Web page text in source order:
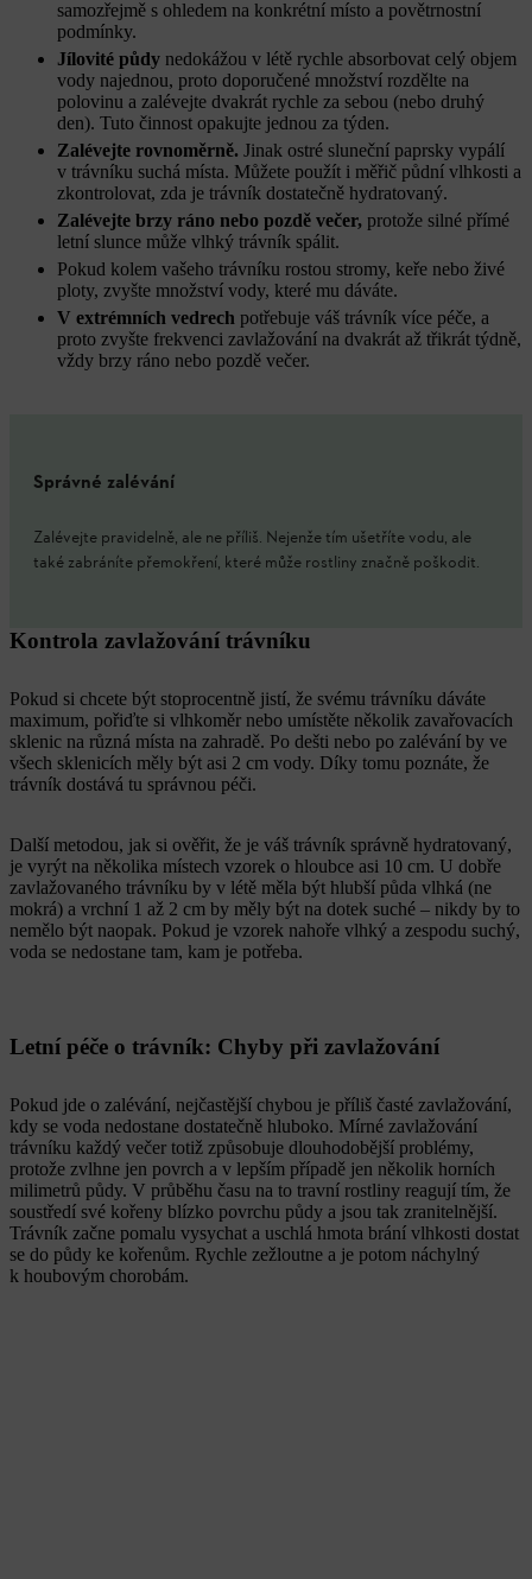
samozřejmě s ohledem na konkrétní místo a povětrnostní
podmínky.
Jílovité půdy nedokážou v létě rychle absorbovat celý objem
vody najednou, proto doporučené množství rozdělte na
polovinu a zalévejte dvakrát rychle za sebou (nebo druhý
den). Tuto činnost opakujte jednou za týden.
Zalévejte rovnoměrně. Jinak ostré sluneční paprsky vypálí
v trávníku suchá místa. Můžete použít i měřič půdní vlhkosti a
zkontrolovat, zda je trávník dostatečně hydratovaný.
Zalévejte brzy ráno nebo pozdě večer, protože silné přímé
letní slunce může vlhký trávník spálit.
Pokud kolem vašeho trávníku rostou stromy, keře nebo živé
ploty, zvyšte množství vody, které mu dáváte.
V extrémních vedrech potřebuje váš trávník více péče, a
proto zvyšte frekvenci zavlažování na dvakrát až třikrát týdně,
vždy brzy ráno nebo pozdě večer.
Správné zalévání
Zalévejte pravidelně, ale ne příliš. Nejenže tím ušetříte vodu, ale
také zabráníte přemokření, které může rostliny značně poškodit.
Kontrola zavlažování trávníku
Pokud si chcete být stoprocentně jistí, že svému trávníku dáváte
maximum, pořiďte si vlhkoměr nebo umístěte několik zavařovacích
sklenic na různá místa na zahradě. Po dešti nebo po zalévání by ve
všech sklenicích měly být asi 2 cm vody. Díky tomu poznáte, že
trávník dostává tu správnou péči.
Další metodou, jak si ověřit, že je váš trávník správně hydratovaný,
je vyrýt na několika místech vzorek o hloubce asi 10 cm. U dobře
zavlažovaného trávníku by v létě měla být hlubší půda vlhká (ne
mokrá) a vrchní 1 až 2 cm by měly být na dotek suché – nikdy by to
nemělo být naopak. Pokud je vzorek nahoře vlhký a zespodu suchý,
voda se nedostane tam, kam je potřeba.
Letní péče o trávník: Chyby při zavlažování
Pokud jde o zalévání, nejčastější chybou je příliš časté zavlažování,
kdy se voda nedostane dostatečně hluboko. Mírné zavlažování
trávníku každý večer totiž způsobuje dlouhodobější problémy,
protože zvlhne jen povrch a v lepším případě jen několik horních
milimetrů půdy. V průběhu času na to travní rostliny reagují tím, že
soustředí své kořeny blízko povrchu půdy a jsou tak zranitelnější.
Trávník začne pomalu vysychat a uschlá hmota brání vlhkosti dostat
se do půdy ke kořenům. Rychle zežloutne a je potom náchylný
k houbovým chorobám.